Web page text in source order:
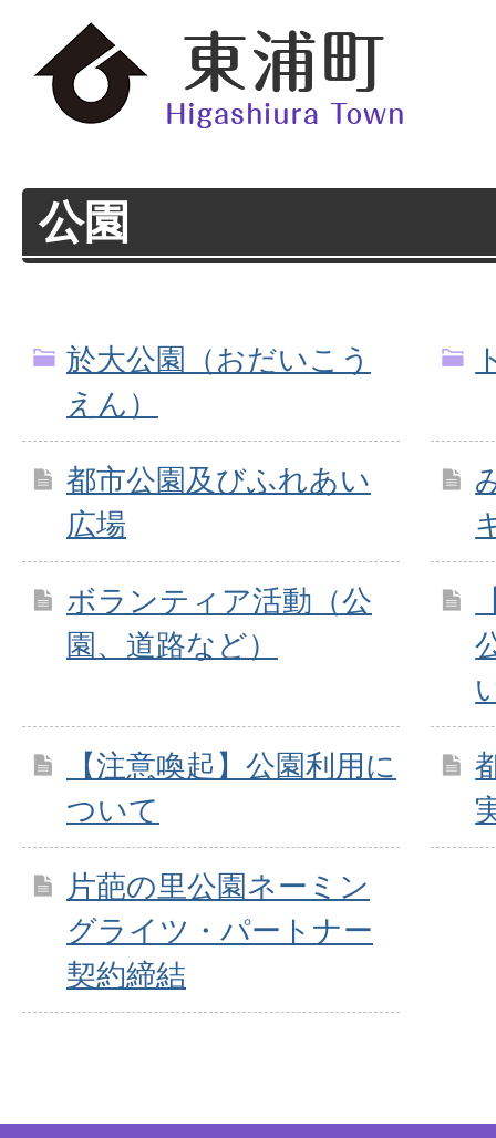
公園
於大公園（おだいこう
えん）
都市公園及びふれあい
広場
ボランティア活動（公
園、道路など）
【注意喚起】公園利用に
ついて
片葩の里公園ネーミン
グライツ・パートナー
契約締結